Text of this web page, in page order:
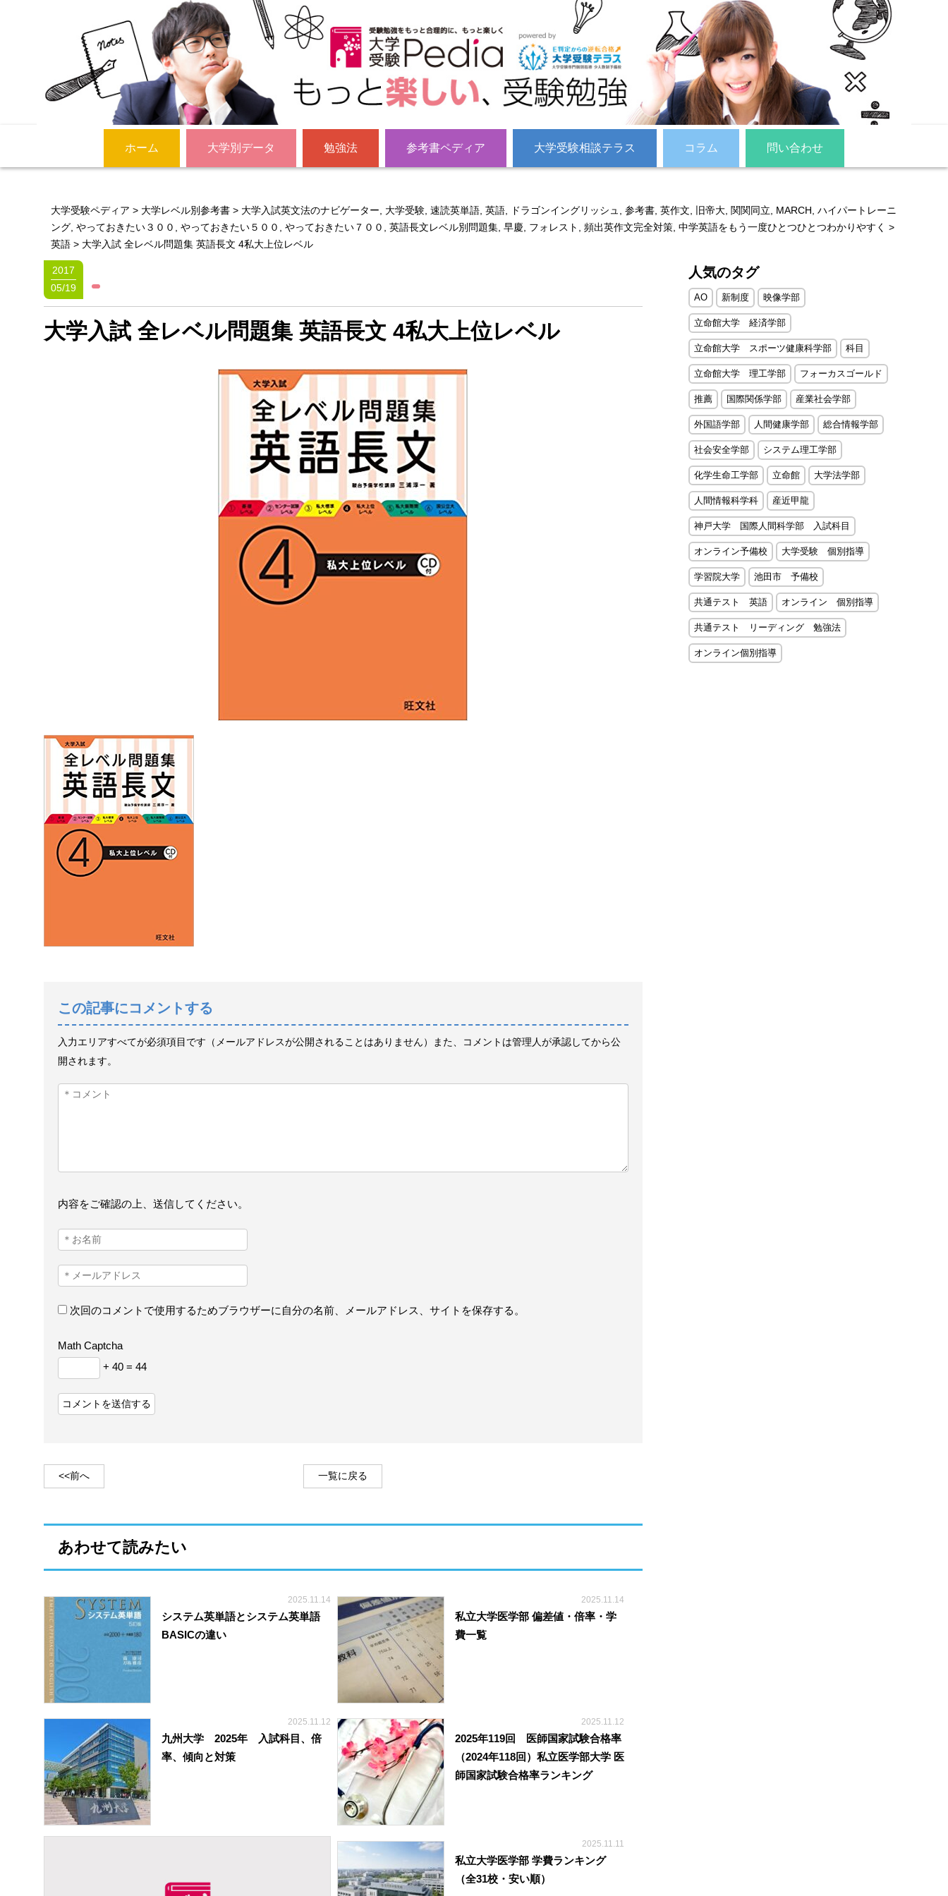
ホーム 大学別データ 勉強法 参考書ペディア 大学受験相談テラス コラム 問い合わせ
大学受験ペディア > 大学レベル別参考書 > 大学入試英文法のナビゲーター, 大学受験, 速読英単語, 英語, ドラゴンイングリッシュ , 参考書, 英作文, 旧帝大, 関関同立, MARCH , ハイパートレーニ
ング, やっておきたい３００ , やっておきたい５００ , やっておきたい７００ , 英語長文レベル別問題集, 早慶, フォレスト , 頻出英作文完全対策, 中学英語をもう一度ひとつひとつわかりやすく >
英語 > 大学入試 全レベル問題集 英語長文 4私大上位レベル
2017
05/19
大学入試 全レベル問題集 英語長文 4私大上位レベル
この記事にコメントする
入力エリアすべてが必須項目です（メールアドレスが公開されることはありません）また、コメントは管理人が承認してから公
開されます。
内容をご確認の上、送信してください。
次回のコメントで使用するためブラウザーに自分の名前、メールアドレス、サイトを保存する。
Math Captcha
+ 40 = 44
<<前へ 一覧に戻る
あわせて読みたい
2025.11.14
システム英単語とシステム英単語
BASICの違い
2025.11.14
私立大学医学部 偏差値・倍率・学
費一覧
2025.11.12
九州大学 2025年 入試科目、倍
率、傾向と対策
2025.11.12
2025年119回 医師国家試験合格率
（2024年118回）私立医学部大学 医
師国家試験合格率ランキング
2025.11.11
私立大学医学部 学費ランキング
（全31校・安い順）
人気のタグ
AO 新制度 映像学部
立命館大学 経済学部
立命館大学 スポーツ健康科学部 科目
立命館大学 理工学部 フォーカスゴールド
推薦 国際関係学部 産業社会学部
外国語学部 人間健康学部 総合情報学部
社会安全学部 システム理工学部
化学生命工学部 立命館 大学法学部
人間情報科学科 産近甲龍
神戸大学 国際人間科学部 入試科目
オンライン予備校 大学受験 個別指導
学習院大学 池田市 予備校
共通テスト 英語 オンライン 個別指導
共通テスト リーディング 勉強法
オンライン個別指導